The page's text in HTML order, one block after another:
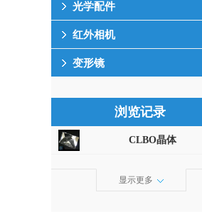
光学配件
红外相机
变形镜
浏览记录
CLBO晶体
显示更多